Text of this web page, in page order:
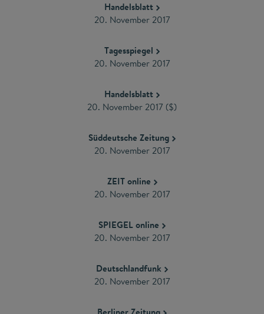
Handelsblatt
20. November 2017
Tagesspiegel
20. November 2017
Handelsblatt
20. November 2017 ($)
Süddeutsche Zeitung
20. November 2017
ZEIT online
20. November 2017
SPIEGEL online
20. November 2017
Deutschlandfunk
20. November 2017